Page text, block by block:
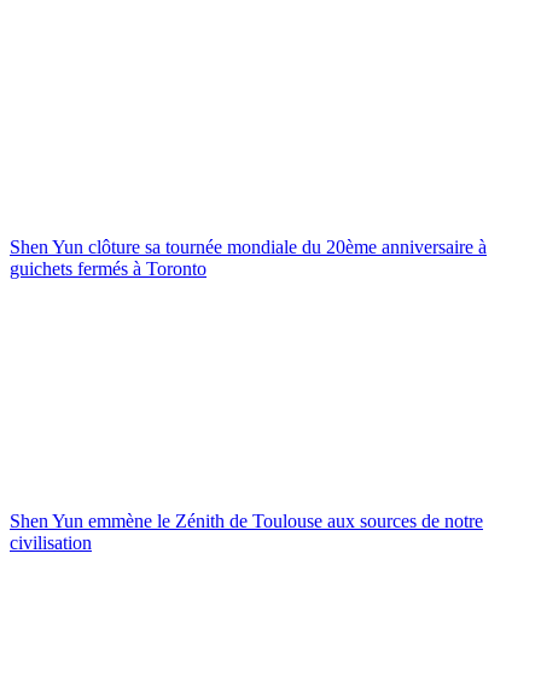
Shen Yun clôture sa tournée mondiale du 20ème anniversaire à
guichets fermés à Toronto
Shen Yun emmène le Zénith de Toulouse aux sources de notre
civilisation